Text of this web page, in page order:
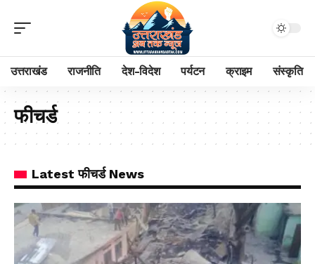
उत्तराखंड राजनीति देश-विदेश पर्यटन क्राइम संस्कृति
फीचर्ड
Latest फीचर्ड News